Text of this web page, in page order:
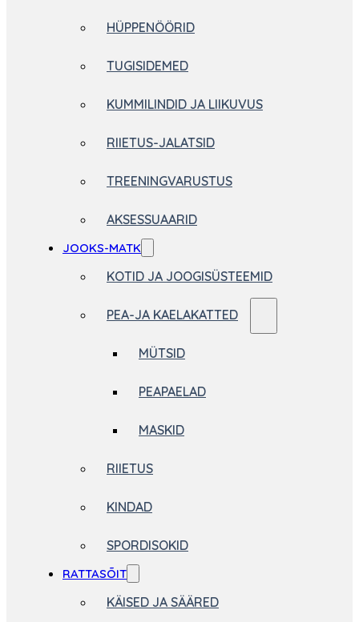
HÜPPENÖÖRID
TUGISIDEMED
KUMMILINDID JA LIIKUVUS
RIIETUS-JALATSID
TREENINGVARUSTUS
AKSESSUAARID
JOOKS-MATK
KOTID JA JOOGISÜSTEEMID
PEA-JA KAELAKATTED
MÜTSID
PEAPAELAD
MASKID
RIIETUS
KINDAD
SPORDISOKID
RATTASÕIT
KÄISED JA SÄÄRED